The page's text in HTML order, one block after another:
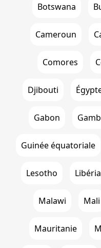
Botswana
Cameroun
Comores
Djibouti
Gabon
Guinée équatoriale
Lesotho Libéria
Malawi Mali
Mauritanie